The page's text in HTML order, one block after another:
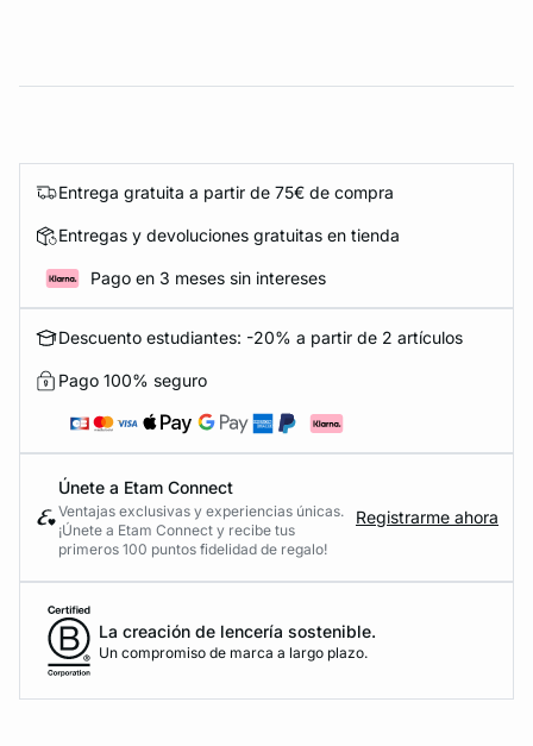
Entrega gratuita a partir de 75€ de compra
Entregas y devoluciones gratuitas en tienda
Pago en 3 meses sin intereses
Descuento estudiantes: -20% a partir de 2 artículos
Pago 100% seguro
Únete a Etam Connect
Ventajas exclusivas y experiencias únicas.
¡Únete a Etam Connect y recibe tus
primeros 100 puntos fidelidad de regalo!
Registrarme ahora
La creación de lencería sostenible.
Un compromiso de marca a largo plazo.